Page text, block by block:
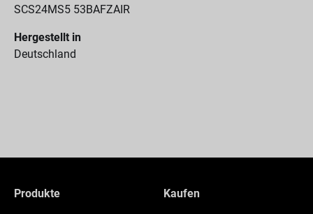
SCS24MS5 53BAFZAIR
Hergestellt in
Deutschland
Produkte Kaufen